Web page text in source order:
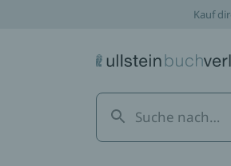
Kauf